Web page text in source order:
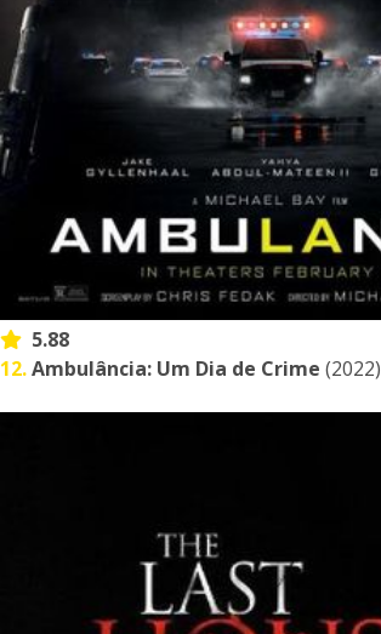
5.88
12.Ambulância: Um Dia de Crime (2022)